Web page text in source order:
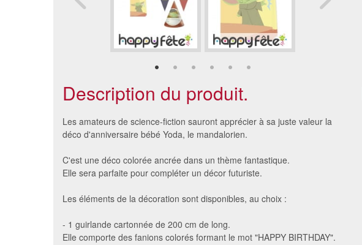
Description du produit.
Les amateurs de science-fiction sauront apprécier à sa juste valeur la
déco d'anniversaire bébé Yoda, le mandalorien.
C'est une déco colorée ancrée dans un thème fantastique.
Elle sera parfaite pour compléter un décor futuriste.
Les éléments de la décoration sont disponibles, au choix :
- 1 guirlande cartonnée de 200 cm de long.
Elle comporte des fanions colorés formant le mot "HAPPY BIRTHDAY".